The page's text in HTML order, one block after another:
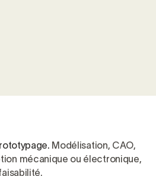
Modélisation, CAO,
mécanique ou électronique,